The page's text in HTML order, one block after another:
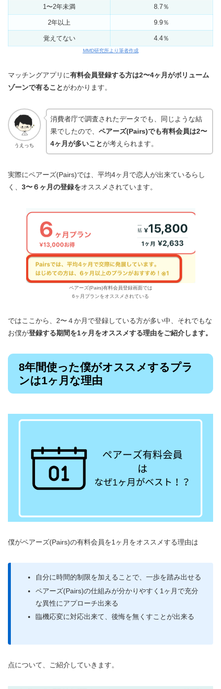
1〜2年未満 8.7％
2年以上 9.9％
覚えてない 4.4％
MMD研究所より筆者作成
マッチングアプリに有料会員登録する方は2〜4ヶ月がボリューム
ゾーンで有ることがわかります。
うえっち
消費者庁で調査されたデータでも、同じような結
果でしたので、 ペアーズ(Pairs)でも有料会員は2〜
4ヶ月が多いことが考えられます。
実際にペアーズ(Pairs)では、平均4ヶ月で恋人が出来ているらし
く、 3〜６ヶ月の登録をオススメされています。
ペアーズ(Pairs)有料会員登録画面では
6ヶ月プランをオススメされている
ではここから、2〜４か月で登録している方が多い中、それでもな
お僕が登録する期間を1ヶ月をオススメする理由をご紹介します。
8年間使った僕がオススメするプラ
ンは1ヶ月な理由
僕がペアーズ(Pairs)の有料会員を1ヶ月をオススメする理由は
自分に時間的制限を加えることで、一歩を踏み出せる
ペアーズ(Pairs)の仕組みが分かりやすく1ヶ月で充分
な異性にアプローチ出来る
臨機応変に対応出来て、後悔を無くすことが出来る
点について、ご紹介していきます。